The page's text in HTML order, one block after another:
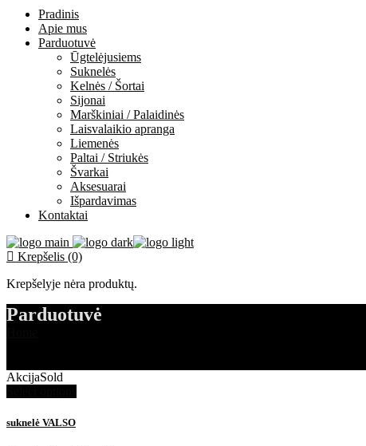
Pradinis
Apie mus
Parduotuvė
Ūgtelėjusiems
Suknelės
Kelnės / Šortai
Sijonai
Marškiniai / Palaidinės
Laisvalaikio apranga
Liemenės
Paltai / Striukės
Švarkai
Aksesuarai
Išpardavimas
Kontaktai
Krepšelis (0)
Krepšelyje nėra produktų.
Parduotuvė
AkcijaSold
suknelė VALSO